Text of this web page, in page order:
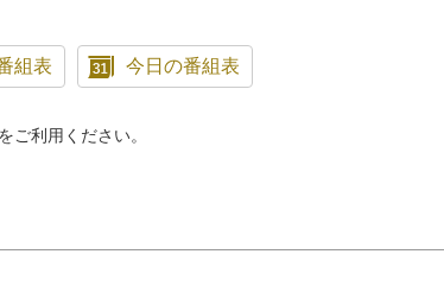
組表 今日の番組表
をご利用ください。